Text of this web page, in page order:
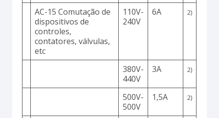
AC-15 Comutação de
dispositivos de
controles,
contatores, válvulas,
etc
110V-
240V
6A 2)
380V-
440V
3A 2)
500V-
500V
1,5A 2)